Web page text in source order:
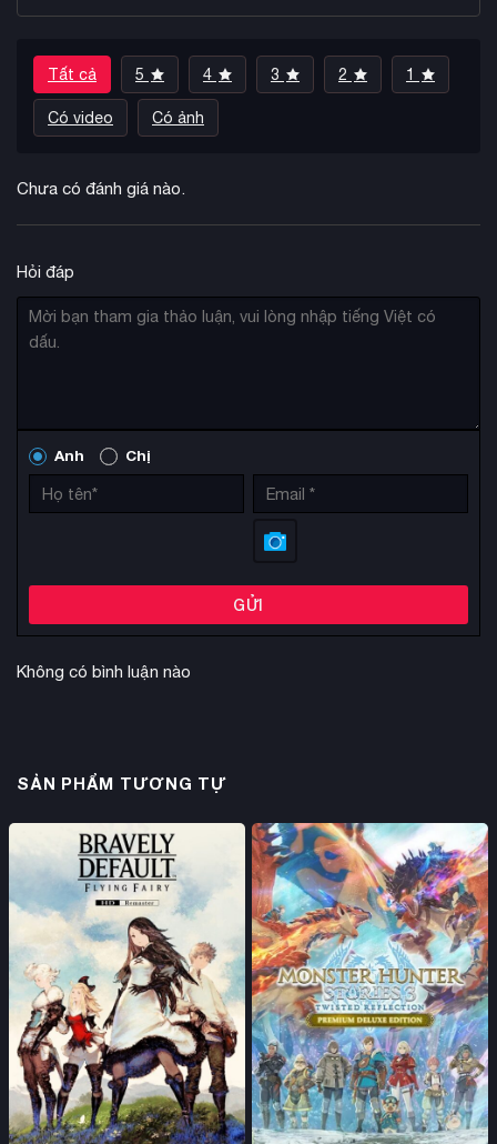
Tất cả 5 4 3 2 1
Có video Có ảnh
Chưa có đánh giá nào.
Hỏi đáp
Anh Chị
GỬI
Không có bình luận nào
SẢN PHẨM TƯƠNG TỰ